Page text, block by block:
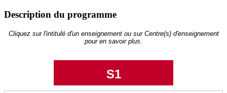
Description du programme
Cliquez sur l'intitulé d'un enseignement ou sur Centre(s) d'enseignement
pour en savoir plus.
S1